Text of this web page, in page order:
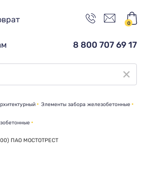
0
8 800 707 69 17
Элементы забора железобетонные
ПАО МОСТОТРЕСТ